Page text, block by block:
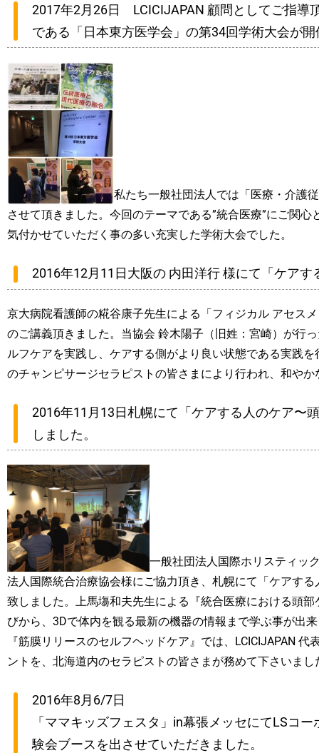
2017年2月26日 LCICIJAPAN 顧問としてご指導
である「日本東方医学会」の第34回学術大会が
私たち一般社団法人では「医療・介護
させて頂きました。今回のテーマである”統合医療”にご関
気付かせていただく事の多い充実した学術大会でした。
2016年12月11日大阪の 内田洋行 様にて「ケア
京大病院看護師の糀谷康子先生による「フィジカル アセス
のご講義頂きました。当協会 鈴木陽子（旧姓：宮崎）が行
ルフケアを実践し、ケアする側がより良い状態である実践
のチャンピサージセラピストの皆さまにより行われ、和や
2016年11月13日札幌にて「ケアする人のケア〜
しました。
一般社団法人国際ホリスティッ
法人国際統合治療協会様にご協力頂き、札幌にて「ケアす
致しました。上馬塲和夫先生による『統合医療における頭
びから、3Dで体内を観る最新の機器の情報まで学ぶ事が出
『筋膜リリースのセルフヘッドケア』では、LCICIJAPAN
ントを、北海道内のセラピストの皆さまが務めて下さいまし
2016年8月6/7日
「ママキッズフェスタ」in幕張メッセにてLSコ
験会ブースを出させていただきました。